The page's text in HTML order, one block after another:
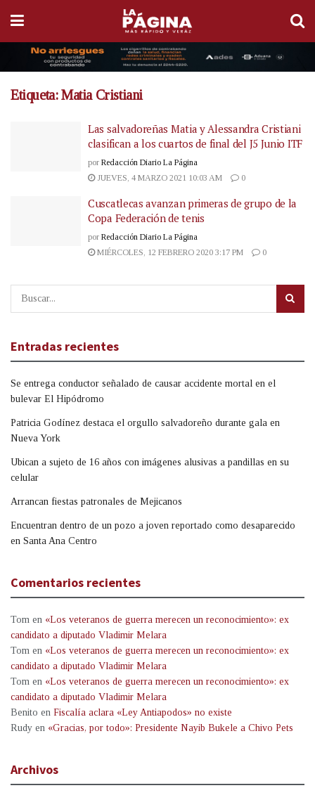
Etiqueta:Matia Cristiani
Las salvadoreñas Matia y Alessandra Cristiani
clasifican a los cuartos de final del J5 Junio ITF
por Redacción Diario La Página
JUEVES, 4 MARZO 2021 10:03 AM
0
Cuscatlecas avanzan primeras de grupo de la
Copa Federación de tenis
por Redacción Diario La Página
MIÉRCOLES, 12 FEBRERO 2020 3:17 PM
0
Entradas recientes
Se entrega conductor señalado de causar accidente mortal en el
bulevar El Hipódromo
Patricia Godínez destaca el orgullo salvadoreño durante gala en
Nueva York
Ubican a sujeto de 16 años con imágenes alusivas a pandillas en su
celular
Arrancan fiestas patronales de Mejicanos
Encuentran dentro de un pozo a joven reportado como desaparecido
en Santa Ana Centro
Comentarios recientes
Tom en «Los veteranos de guerra merecen un reconocimiento»: ex
candidato a diputado Vladimir Melara
Tom en «Los veteranos de guerra merecen un reconocimiento»: ex
candidato a diputado Vladimir Melara
Tom en «Los veteranos de guerra merecen un reconocimiento»: ex
candidato a diputado Vladimir Melara
Benito en Fiscalía aclara «Ley Antiapodos» no existe
Rudy en «Gracias, por todo»: Presidente Nayib Bukele a Chivo Pets
Archivos